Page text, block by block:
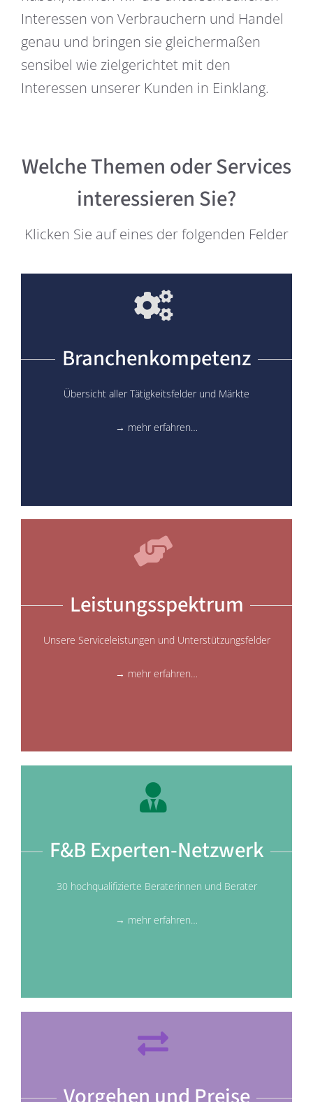
Interessen von Verbrauchern und Handel
genau und bringen sie gleichermaßen
sensibel wie zielgerichtet mit den
Interessen unserer Kunden in Einklang.
Welche Themen oder Services
interessieren Sie?
Klicken Sie auf eines der folgenden Felder
Branchenkompetenz
Übersicht aller Tätigkeitsfelder und Märkte
→ mehr erfahren…
Leistungsspektrum
Unsere Serviceleistungen und Unterstützungsfelder
→ mehr erfahren…
F&B Experten-Netzwerk
30 hochqualifizierte Beraterinnen und Berater
→ mehr erfahren…